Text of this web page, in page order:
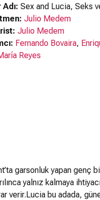
Sex and Lucia, Seks
Julio Medem
Julio Medem
Fernando Bovaira,
Reyes
garsonluk yapan genç
yalnız kalmaya
verir.Lucia bu adada,